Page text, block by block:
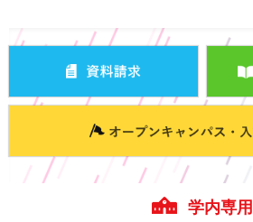
学内専用